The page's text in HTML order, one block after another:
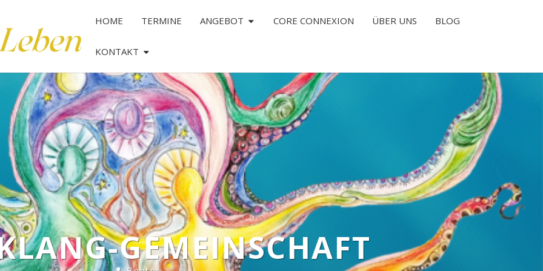
HOME TERMINE ANGEBOT CORE CONNEXION ÜBER UNS BLOG
KONTAKT
Nachklang-
Gemeinschaft
GEMEINSCHAFT